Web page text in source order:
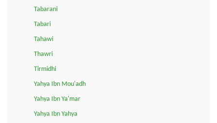
Tabarani
Tabari
Tahawi
Thawri
Tirmidhi
Yahya Ibn Mou'adh
Yahya Ibn Ya'mar
Yahya Ibn Yahya